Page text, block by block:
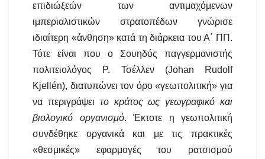
επιδιώξεών των αντιμαχόμενων
ιμπεριαλιστικών στρατοπέδων γνώρισε
ιδιαίτερη «άνθηση» κατά τη διάρκεια του Α΄ ΠΠ.
Τότε είναι που ο Σουηδός παγγερμανιστής
πολιτειολόγος Ρ. Τσέλλεν (Johan Rudolf
Kjellén), διατυπώνει τον όρο «γεωπολιτική» για
να περιγράψει το κράτος ως γεωγραφικό και
βιολογικό οργανισμό. Έκτοτε η γεωπολιτική
συνδέθηκε οργανικά και με τις πρακτικές
«θεσμικές» εφαρμογές του ρατσισμού